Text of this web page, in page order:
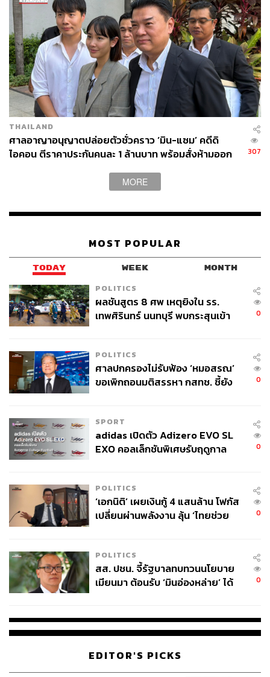
THAILAND
ศาลอาญาอนุญาตปล่อยตัวชั่วคราว ‘มิน-แซม’ คดีดิ
ไอคอน ตีราคาประกันคนละ 1 ล้านบาท พร้อมสั่งห้ามออก
307
MORE
MOST POPULAR
TODAY WEEK MONTH
POLITICS
ผลชันสูตร 8 ศพ เหตุยิงใน รร.
เทพศิรินทร์ นนทบุรี พบกระสุนเข้า
0
POLITICS
ศาลปกครองไม่รับฟ้อง ‘หมอสรณ’
ขอเพิกถอนมติสรรหา กสทช. ชี้ยัง
0
SPORT
adidas เปิดตัว Adizero EVO SL
EXO คอลเล็กชันพิเศษรับฤดูกาล
0
POLITICS
‘เอกนิติ’ เผยเงินกู้ 4 แสนล้าน โฟกัส
เปลี่ยนผ่านพลังงาน ลุ้น ‘ไทยช่วย
0
POLITICS
สส. ปชน. จี้รัฐบาลทบทวนนโยบาย
เมียนมา ต้อนรับ ‘มินอ่องหล่าย’ ได้
0
EDITOR'S PICKS